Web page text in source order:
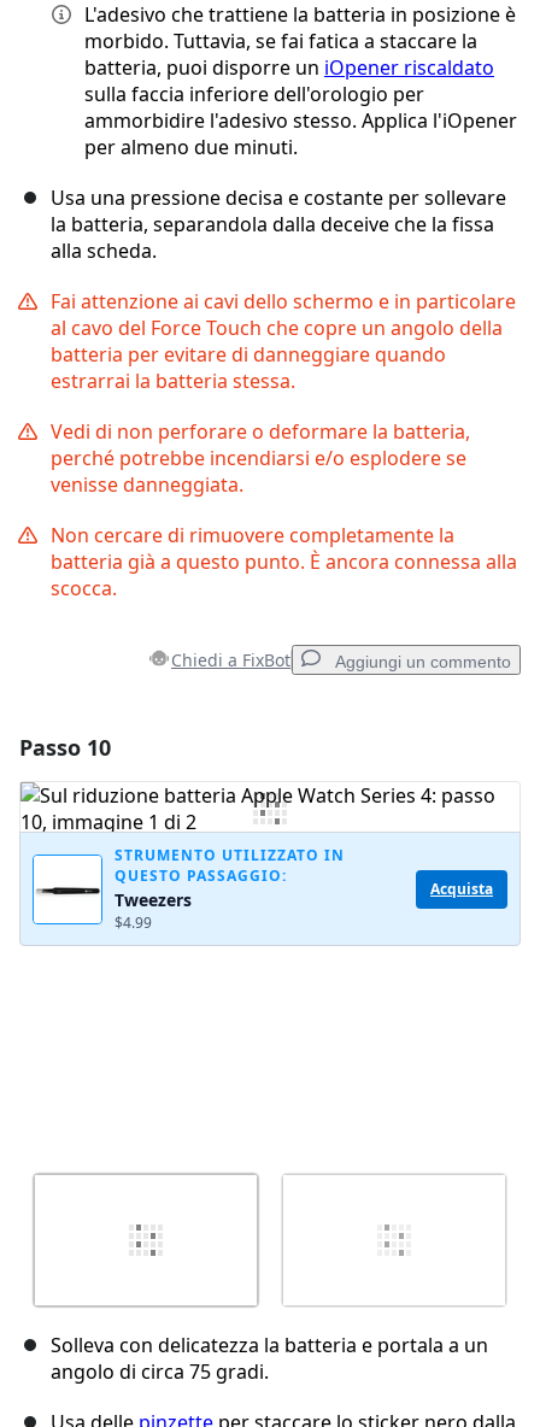
L'adesivo che trattiene la batteria in posizione è
morbido. Tuttavia, se fai fatica a staccare la
batteria, puoi disporre un iOpener riscaldato
sulla faccia inferiore dell'orologio per
ammorbidire l'adesivo stesso. Applica l'iOpener
per almeno due minuti.
Usa una pressione decisa e costante per sollevare
la batteria, separandola dalla deceive che la fissa
alla scheda.
Fai attenzione ai cavi dello schermo e in particolare
al cavo del Force Touch che copre un angolo della
batteria per evitare di danneggiare quando
estrarrai la batteria stessa.
Vedi di non perforare o deformare la batteria,
perché potrebbe incendiarsi e/o esplodere se
venisse danneggiata.
Non cercare di rimuovere completamente la
batteria già a questo punto. È ancora connessa alla
scocca.
Chiedi a FixBot Aggiungi un commento
Aggiungi Commento
Pubblica commento
Passo 10
STRUMENTO UTILIZZATO IN
QUESTO PASSAGGIO:
Tweezers
$4.99
Acquista
Solleva con delicatezza la batteria e portala a un
angolo di circa 75 gradi.